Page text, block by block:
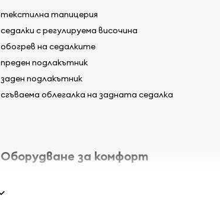
текстилна тапицерия
седалки с регулируема височина
обогрев на седалките
преден подлакътник
заден подлакътник
сгъваема облегалка на задната седалка
Оборудване за комфорт